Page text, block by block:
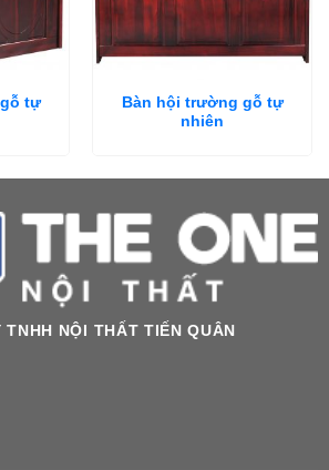
tự
Bàn hội trường gỗ tự
nhiên
TNHH NỘI THẤT TIẾN QUÂN